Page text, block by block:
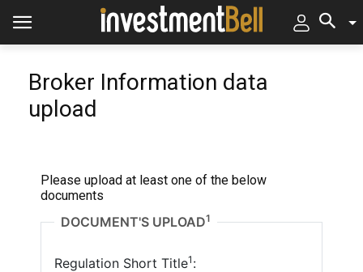
Broker Information data
upload
Please upload at least one of the below
documents
DOCUMENT'S UPLOAD1
Regulation Short Title1 :